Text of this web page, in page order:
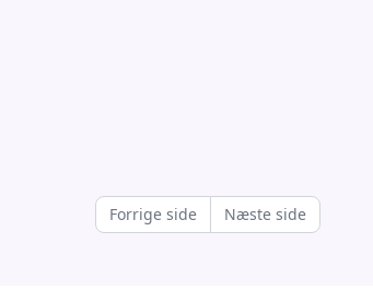
Forrige side Næste side